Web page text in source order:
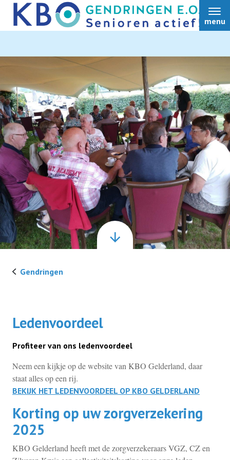
menu
Home
Activiteiten
Album
Bulletin
Bestuur
Helpdesk
Contact
Gendringen
Ledenvoordeel
Profiteer van ons ledenvoordeel
Neem een kijkje op de website van KBO Gelderland, daar
staat alles op een rij.
BEKIJK HET LEDENVOORDEEL OP KBO GELDERLAND
Korting op uw zorgverzekering
2025
KBO Gelderland heeft met de zorgverzekeraars VGZ, CZ en